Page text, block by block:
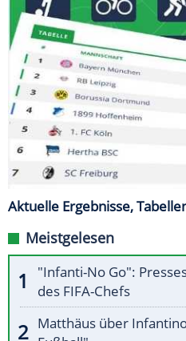
Aktuelle Ergebnisse,
Meistgelesen
"Infanti-No Go":
des FIFA-Chefs
Matthäus über